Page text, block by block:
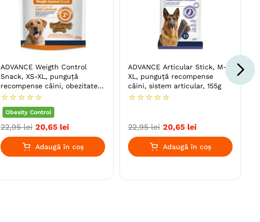
ADVANCE Weigth Control
Snack, XS-XL, punguță
recompense câini, obezitate,
150g
☆ ☆ ☆ ☆ ☆
Obesity Control
22,95 lei 20,65 lei
Adaugă în coș
ADVANCE Articular Stick, M-
XL, punguță recompense
câini, sistem articular, 155g
☆ ☆ ☆ ☆ ☆
22,95 lei 20,65 lei
Adaugă în coș